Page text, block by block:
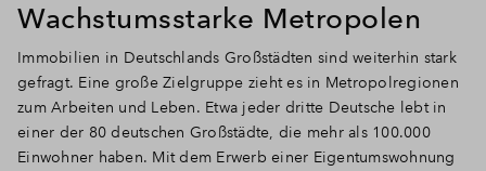
Wachstumsstarke Metropolen
Immobilien in Deutschlands Großstädten sind weiterhin stark
gefragt. Eine große Zielgruppe zieht es in Metropolregionen
zum Arbeiten und Leben. Etwa jeder dritte Deutsche lebt in
einer der 80 deutschen Großstädte, die mehr als 100.000
Einwohner haben. Mit dem Erwerb einer Eigentumswohnung